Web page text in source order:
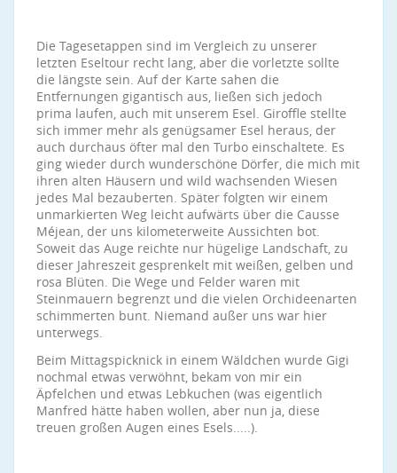
Die Tagesetappen sind im Vergleich zu unserer
letzten Eseltour recht lang, aber die vorletzte sollte
die längste sein. Auf der Karte sahen die
Entfernungen gigantisch aus, ließen sich jedoch
prima laufen, auch mit unserem Esel. Giroffle stellte
sich immer mehr als genügsamer Esel heraus, der
auch durchaus öfter mal den Turbo einschaltete. Es
ging wieder durch wunderschöne Dörfer, die mich mit
ihren alten Häusern und wild wachsenden Wiesen
jedes Mal bezauberten. Später folgten wir einem
unmarkierten Weg leicht aufwärts über die Causse
Méjean, der uns kilometerweite Aussichten bot.
Soweit das Auge reichte nur hügelige Landschaft, zu
dieser Jahreszeit gesprenkelt mit weißen, gelben und
rosa Blüten. Die Wege und Felder waren mit
Steinmauern begrenzt und die vielen Orchideenarten
schimmerten bunt. Niemand außer uns war hier
unterwegs.
Beim Mittagspicknick in einem Wäldchen wurde Gigi
nochmal etwas verwöhnt, bekam von mir ein
Äpfelchen und etwas Lebkuchen (was eigentlich
Manfred hätte haben wollen, aber nun ja, diese
treuen großen Augen eines Esels.....).